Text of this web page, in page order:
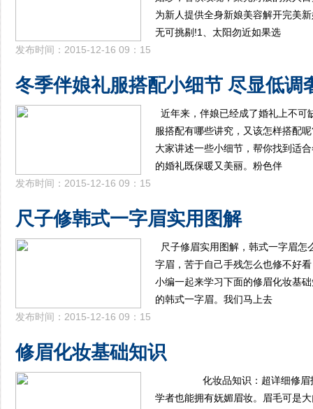
为新人提供全身新娘美容解开完美
无可挑剔!1、太阳勿近如果选
发布时间：2015-12-16 09：15
冬季伴娘礼服搭配小细节 尽显低调
近年来，伴娘已经成了婚礼上不可
服搭配有哪些讲究，又该怎样搭配
大家讲述一些小细节，帮你找到适
的婚礼既保暖又美丽。粉色伴
发布时间：2015-12-16 09：15
尺子修韩式一字眉实用图解
尺子修眉实用图解，韩式一字眉怎
字眉，苦于自己手残怎么也修不好
小编一起来学习下面的修眉化妆基
的韩式一字眉。我们马上去
发布时间：2015-12-16 09：15
修眉化妆基础知识
化妆品知识：超详细修眉
学者也能拥有妩媚眉妆。眉毛可是